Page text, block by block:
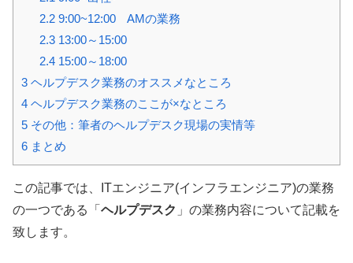
2.29:00~12:00 AMの業務
2.313:00～15:00
2.415:00～18:00
3 ヘルプデスク業務のオススメなところ
4 ヘルプデスク業務のここが×なところ
5 その他：筆者のヘルプデスク現場の実情等
6 まとめ
この記事では、ITエンジニア(インフラエンジニア)の業務
の一つである「 ヘルプデスク 」の業務内容について記載を
致します。